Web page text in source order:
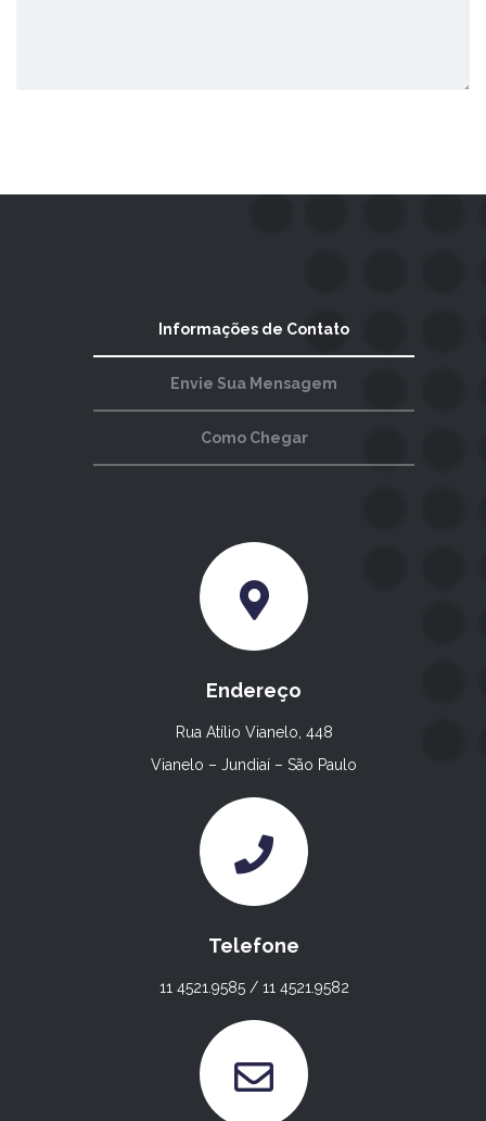
Informações de Contato
Envie Sua Mensagem
Como Chegar
Endereço
Rua Atílio Vianelo, 448
Vianelo – Jundiaí – São Paulo
Telefone
11 4521.9585 / 11 4521.9582